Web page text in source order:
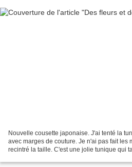
Nouvelle cousette japonaise. J'ai tenté la
avec marges de couture. Je n'ai pas fait les
recintré la taille. C'est une jolie tunique qui